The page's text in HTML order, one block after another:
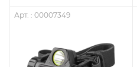
Арт. : 00007349